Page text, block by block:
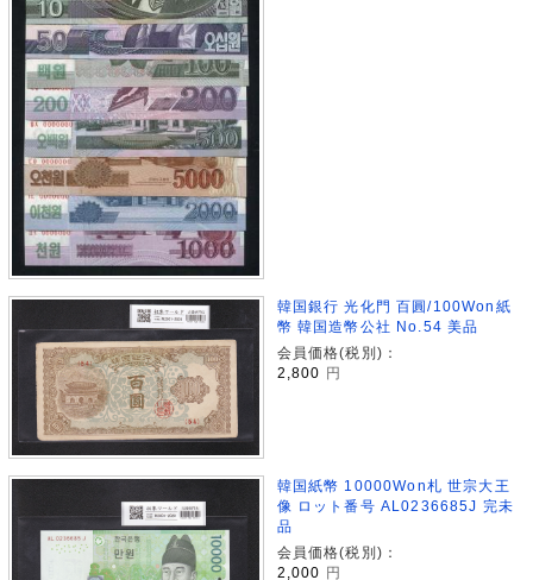
韓国銀行 光化門 百圓/100Won紙
幣 韓国造幣公社 No.54 美品
会員価格(税別)：
2,800
円
韓国紙幣 10000Won札 世宗大王
像 ロット番号 AL0236685J 完未
品
会員価格(税別)：
2,000 円